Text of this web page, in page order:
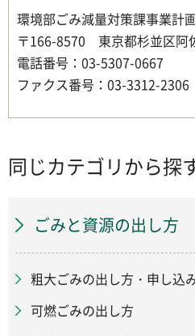
環境部ごみ減量対策課事業計
〒166-8570 東京都杉並区阿
電話番号：03-5307-0667
ファクス番号：03-3312-2306
同じカテゴリから探
ごみと資源の出し方
粗大ごみの出し方・申し込
可燃ごみの出し方